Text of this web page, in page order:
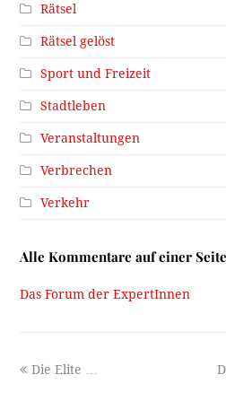
Rätsel
Rätsel gelöst
Sport und Freizeit
Stadtleben
Veranstaltungen
Verbrechen
Verkehr
Alle Kommentare auf einer Seite
Das Forum der ExpertInnen
previous
Die Elite …